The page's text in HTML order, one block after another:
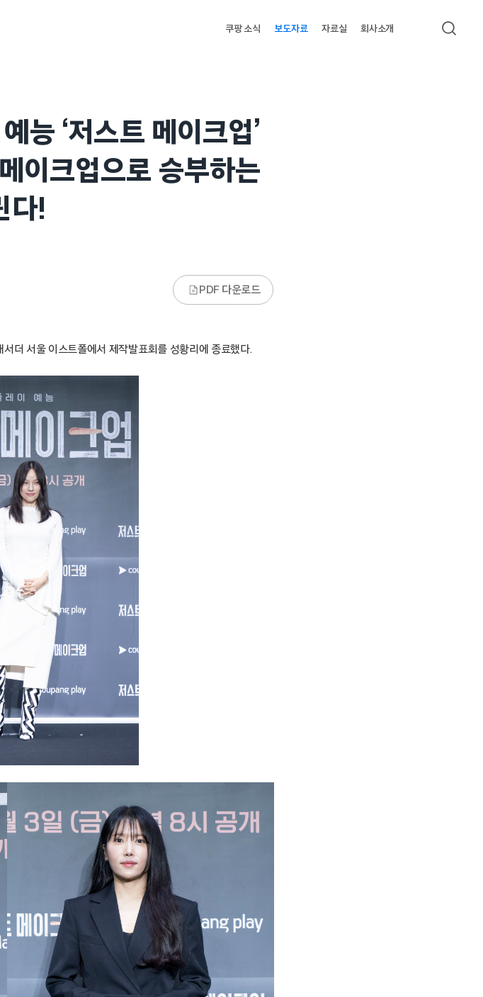
쿠팡 소식 보도자료 자료실 회사소개 검색
능 ‘저스트 메이크업’
이크업으로 승부하는
다!
PDF 다운로드
더 서울 이스트폴에서 제작발표회를 성황리에 종료했다.